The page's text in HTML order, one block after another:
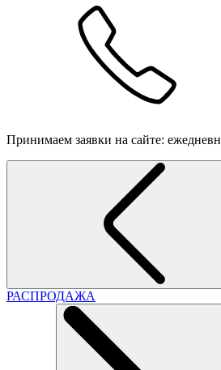
Принимаем заявки на сайте:
РАСПРОДАЖА